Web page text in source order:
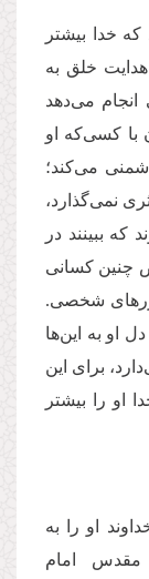
خدا بیشتر
خلق به
می‌دهد
با کسی‌که او
می‌کند؛
نمی‌گذارد،
ببینند در
چنین کسانی
شخصی.
او به این‌ها
برای این
او را بیشتر
او را به
مقدس امام